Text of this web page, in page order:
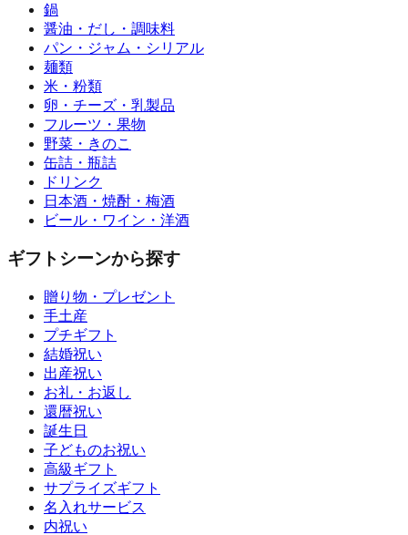
鍋
醤油・だし・調味料
パン・ジャム・シリアル
麺類
米・粉類
卵・チーズ・乳製品
フルーツ・果物
野菜・きのこ
缶詰・瓶詰
ドリンク
日本酒・焼酎・梅酒
ビール・ワイン・洋酒
ギフトシーンから探す
贈り物・プレゼント
手土産
プチギフト
結婚祝い
出産祝い
お礼・お返し
還暦祝い
誕生日
子どものお祝い
高級ギフト
サプライズギフト
名入れサービス
内祝い